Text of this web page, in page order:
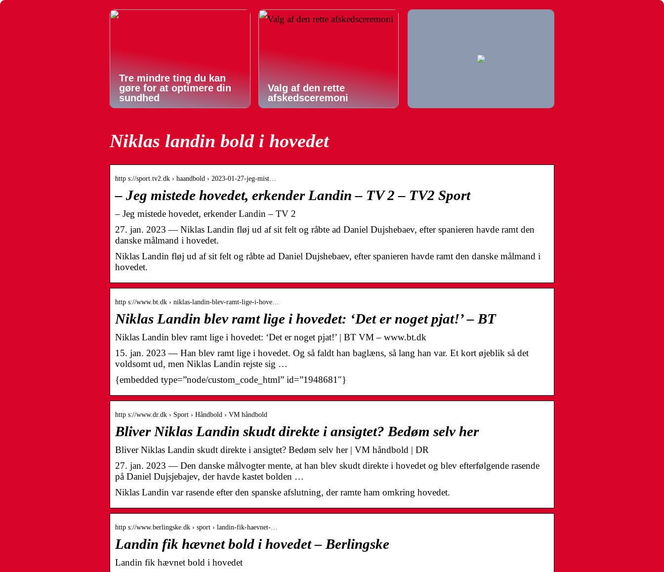
Tre mindre ting du kan
gøre for at optimere din
sundhed
Valg af den rette
afskedsceremoni
Niklas landin bold i hovedet
http s://sport.tv2.dk › haandbold › 2023-01-27-jeg-mist…
– Jeg mistede hovedet, erkender Landin – TV 2 – TV2 Sport
– Jeg mistede hovedet, erkender Landin – TV 2
27. jan. 2023 — Niklas Landin fløj ud af sit felt og råbte ad Daniel Dujshebaev, efter spanieren havde ramt den
danske målmand i hovedet.
Niklas Landin fløj ud af sit felt og råbte ad Daniel Dujshebaev, efter spanieren havde ramt den danske målmand i
hovedet.
http s://www.bt.dk › niklas-landin-blev-ramt-lige-i-hove…
Niklas Landin blev ramt lige i hovedet: ‘Det er noget pjat!’ – BT
Niklas Landin blev ramt lige i hovedet: ‘Det er noget pjat!’ | BT VM – www.bt.dk
15. jan. 2023 — Han blev ramt lige i hovedet. Og så faldt han baglæns, så lang han var. Et kort øjeblik så det
voldsomt ud, men Niklas Landin rejste sig …
{embedded type=”node/custom_code_html” id=”1948681″}
http s://www.dr.dk › Sport › Håndbold › VM håndbold
Bliver Niklas Landin skudt direkte i ansigtet? Bedøm selv her
Bliver Niklas Landin skudt direkte i ansigtet? Bedøm selv her | VM håndbold | DR
27. jan. 2023 — Den danske målvogter mente, at han blev skudt direkte i hovedet og blev efterfølgende rasende
på Daniel Dujsjebajev, der havde kastet bolden …
Niklas Landin var rasende efter den spanske afslutning, der ramte ham omkring hovedet.
http s://www.berlingske.dk › sport › landin-fik-haevnet-…
Landin fik hævnet bold i hovedet – Berlingske
Landin fik hævnet bold i hovedet